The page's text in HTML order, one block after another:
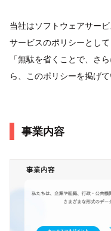
当社はソフトウェアサー
サービスのポリシーとし
「無駄を省くことで、さ
ら、このポリシーを掲げて
事業内容